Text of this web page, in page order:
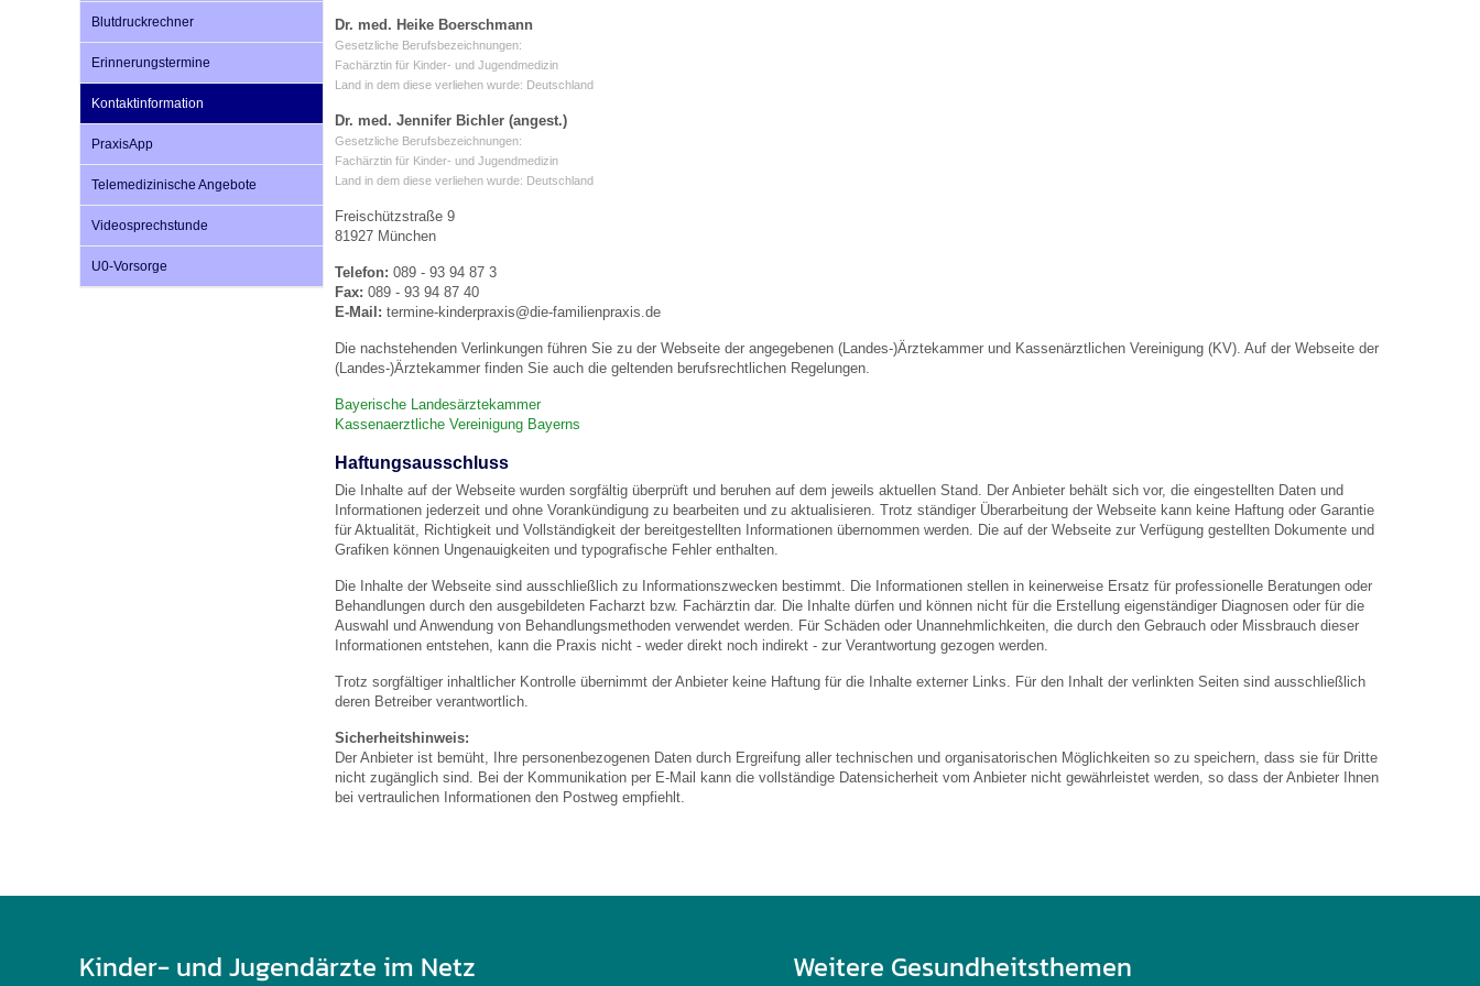
Impfsicherheit
Häufige Fragen
Recht auf Impfung
Vorsorge- und Impferinnerung
Notdienste
Empfehlungen zum Bildschirmmediengebrauch
Hörlexikon
Material zu den Vorsorgen
Entwicklungskalender
Broschüren und Informationsflyer
Familienzeit gesund gestalten
U0-Vorsorge
Blutdruckrechner
Erinnerungstermine
Kontaktinformation
PraxisApp
Telemedizinische Angebote
Videosprechstunde
U0-Vorsorge
Dr. med. Heike Boerschmann
Gesetzliche Berufsbezeichnungen:
Fachärztin für Kinder- und Jugendmedizin
Land in dem diese verliehen wurde: Deutschland
Dr. med. Jennifer Bichler (angest.)
Gesetzliche Berufsbezeichnungen:
Fachärztin für Kinder- und Jugendmedizin
Land in dem diese verliehen wurde: Deutschland
Freischützstraße 9
81927 München
Telefon: 089 - 93 94 87 3
Fax: 089 - 93 94 87 40
E-Mail: termine-kinderpraxis@die-familienpraxis.de
Die nachstehenden Verlinkungen führen Sie zu der Webseite der angegebenen (Landes-)Ärztekammer und Kassenärztlichen Vereinigung (KV). Auf der Webseite der
(Landes-)Ärztekammer finden Sie auch die geltenden berufsrechtlichen Regelungen.
Bayerische Landesärztekammer
Kassenaerztliche Vereinigung Bayerns
Haftungsausschluss
Die Inhalte auf der Webseite wurden sorgfältig überprüft und beruhen auf dem jeweils aktuellen Stand. Der Anbieter behält sich vor, die eingestellten Daten und
Informationen jederzeit und ohne Vorankündigung zu bearbeiten und zu aktualisieren. Trotz ständiger Überarbeitung der Webseite kann keine Haftung oder Garantie
für Aktualität, Richtigkeit und Vollständigkeit der bereitgestellten Informationen übernommen werden. Die auf der Webseite zur Verfügung gestellten Dokumente und
Grafiken können Ungenauigkeiten und typografische Fehler enthalten.
Die Inhalte der Webseite sind ausschließlich zu Informationszwecken bestimmt. Die Informationen stellen in keinerweise Ersatz für professionelle Beratungen oder
Behandlungen durch den ausgebildeten Facharzt bzw. Fachärztin dar. Die Inhalte dürfen und können nicht für die Erstellung eigenständiger Diagnosen oder für die
Auswahl und Anwendung von Behandlungsmethoden verwendet werden. Für Schäden oder Unannehmlichkeiten, die durch den Gebrauch oder Missbrauch dieser
Informationen entstehen, kann die Praxis nicht - weder direkt noch indirekt - zur Verantwortung gezogen werden.
Trotz sorgfältiger inhaltlicher Kontrolle übernimmt der Anbieter keine Haftung für die Inhalte externer Links. Für den Inhalt der verlinkten Seiten sind ausschließlich
deren Betreiber verantwortlich.
Sicherheitshinweis:
Der Anbieter ist bemüht, Ihre personenbezogenen Daten durch Ergreifung aller technischen und organisatorischen Möglichkeiten so zu speichern, dass sie für Dritte
nicht zugänglich sind. Bei der Kommunikation per E-Mail kann die vollständige Datensicherheit vom Anbieter nicht gewährleistet werden, so dass der Anbieter Ihnen
bei vertraulichen Informationen den Postweg empfiehlt.
Kinder- und Jugendärzte im Netz Weitere Gesundheitsthemen